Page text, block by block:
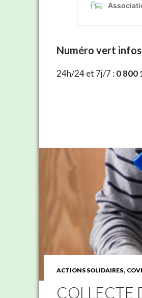
Numéro vert
24h/24 et 7j/7 : 0 800
ACTIONS SOLIDAIRES
COLLECTE